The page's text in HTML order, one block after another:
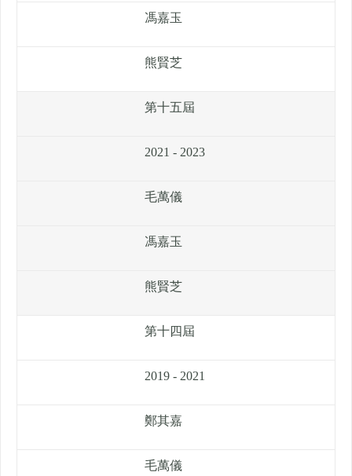
馮嘉玉
熊賢芝
第十五屆
2021 - 2023
毛萬儀
馮嘉玉
熊賢芝
第十四屆
2019 - 2021
鄭其嘉
毛萬儀